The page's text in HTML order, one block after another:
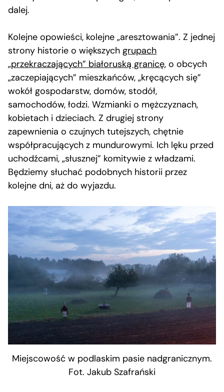
dalej.
Kolejne opowieści, kolejne „aresztowania”. Z jednej
strony historie o większych grupach
„przekraczających” białoruską granicę, o obcych
„zaczepiających” mieszkańców, „kręcących się”
wokół gospodarstw, domów, stodół,
samochodów, łodzi. Wzmianki o mężczyznach,
kobietach i dzieciach. Z drugiej strony
zapewnienia o czujnych tutejszych, chętnie
współpracujących z mundurowymi. Ich lęku przed
uchodźcami, „słusznej” komitywie z władzami.
Będziemy słuchać podobnych historii przez
kolejne dni, aż do wyjazdu.
Miejscowość w podlaskim pasie nadgranicznym.
Fot. Jakub Szafrański